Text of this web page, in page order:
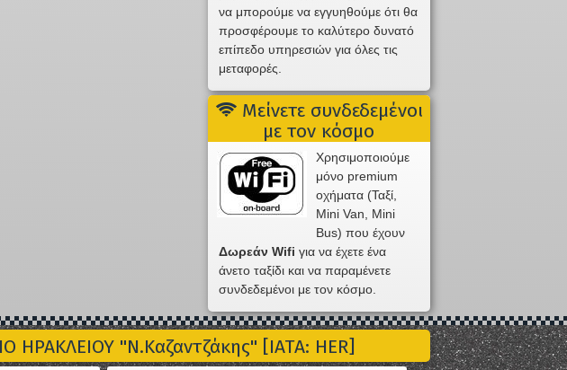
να μπορούμε να εγγυηθούμε ότι θα
προσφέρουμε το καλύτερο δυνατό
επίπεδο υπηρεσιών για όλες τις
μεταφορές.
Μείνετε συνδεδεμένοι
με τον κόσμο
Χρησιμοποιούμε
μόνο premium
οχήματα (Ταξί,
Mini Van, Mini
Bus) που έχουν
Δωρεάν Wifi για να έχετε ένα
άνετο ταξίδι και να παραμένετε
συνδεδεμένοι με τον κόσμο.
ΗΡΑΚΛΕΙΟΥ "Ν.Καζαντζάκης" [IATA: HER]